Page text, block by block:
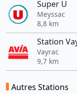
Super U
Meyssac
8,8 km
Station
Vayrac
9,7 km
Autres Stations